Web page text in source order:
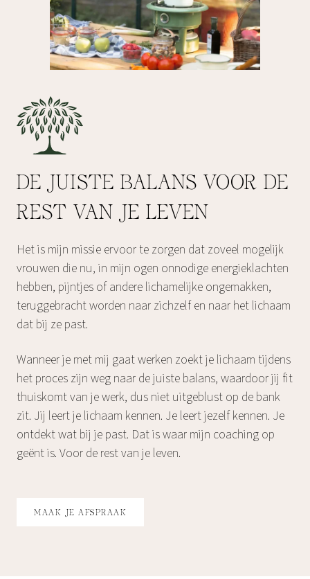
DE JUISTE BALANS VOOR DE
REST VAN JE LEVEN
Het is mijn missie ervoor te zorgen dat zoveel mogelijk
vrouwen die nu, in mijn ogen onnodige energieklachten
hebben, pijntjes of andere lichamelijke ongemakken,
teruggebracht worden naar zichzelf en naar het lichaam
dat bij ze past.
Wanneer je met mij gaat werken zoekt je lichaam tijdens
het proces zijn weg naar de juiste balans, waardoor jij fit
thuiskomt van je werk, dus niet uitgeblust op de bank
zit. Jij leert je lichaam kennen. Je leert jezelf kennen. Je
ontdekt wat bij je past. Dat is waar mijn coaching op
geënt is. Voor de rest van je leven.
MAAK JE AFSPRAAK